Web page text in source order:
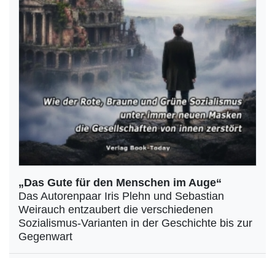
„Das Gute für den Menschen im Auge“
Das Autorenpaar Iris Plehn und Sebastian
Weirauch entzaubert die verschiedenen
Sozialismus-Varianten in der Geschichte bis zur
Gegenwart